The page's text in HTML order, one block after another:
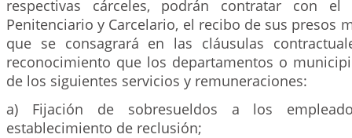
respectivas cárceles, podrán contratar con el
Penitenciario y Carcelario, el recibo de sus presos
que se consagrará en las cláusulas
reconocimiento que los departamentos o
de los siguientes servicios y remuneraciones:
a) Fijación de sobresueldos a los
establecimiento de reclusión;